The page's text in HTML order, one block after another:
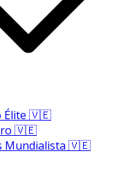
Élite 🇻🇪
🇻🇪
Mundialista 🇻🇪